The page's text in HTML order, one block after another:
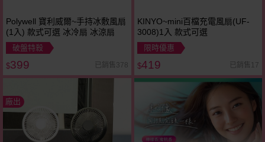
Polywell 寶利威爾~手持冰敷風扇
(1入) 款式可選 冰冷扇 冰涼扇
破盤特殺
$399 已銷售378
KINYO~mini百檔充電風扇(UF-
3008)1入 款式可選
限時優惠
$419 已銷售17
廠出